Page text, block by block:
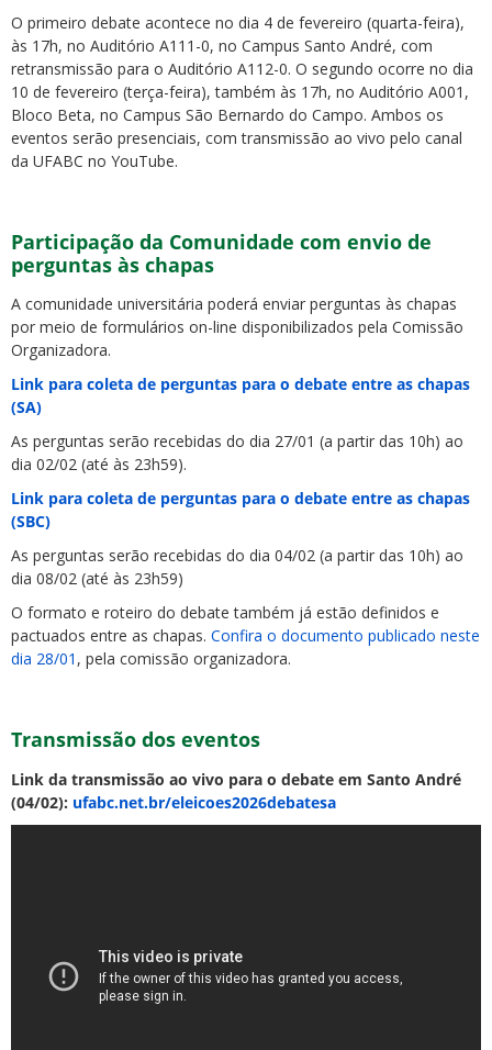
O primeiro debate acontece no dia 4 de fevereiro (quarta-feira),
às 17h, no Auditório A111-0, no Campus Santo André, com
retransmissão para o Auditório A112-0. O segundo ocorre no dia
10 de fevereiro (terça-feira), também às 17h, no Auditório A001,
Bloco Beta, no Campus São Bernardo do Campo. Ambos os
eventos serão presenciais, com transmissão ao vivo pelo canal
da UFABC no YouTube.
Participação da Comunidade com envio de
perguntas às chapas
A comunidade universitária poderá enviar perguntas às chapas
por meio de formulários on-line disponibilizados pela Comissão
Organizadora.
Link para coleta de perguntas para o debate entre as chapas
(SA)
As perguntas serão recebidas do dia 27/01 (a partir das 10h) ao
dia 02/02 (até às 23h59).
Link para coleta de perguntas para o debate entre as chapas
(SBC)
As perguntas serão recebidas do dia 04/02 (a partir das 10h) ao
dia 08/02 (até às 23h59)
O formato e roteiro do debate também já estão definidos e
pactuados entre as chapas. Confira o documento publicado neste
dia 28/01 , pela comissão organizadora.
Transmissão dos eventos
Link da transmissão ao vivo para o debate em Santo André
(04/02): ufabc.net.br/eleicoes2026debatesa